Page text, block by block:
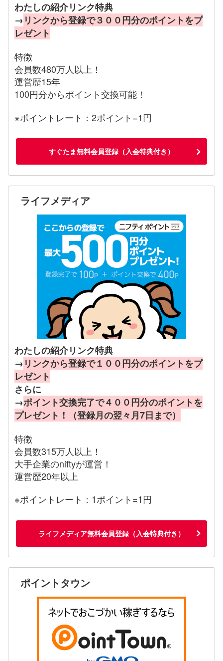
わたしの紹介リンク特典
→ リンクから登録で３００円分のポイントをプ
レゼント
特徴
会員数480万人以上！
運営歴15年
100円分からポイント交換可能！
※ポイントレート：2ポイント=1円
すぐたま無料会員登録（入会特典付き）
ライフメディア
わたしの紹介リンク特典
→ リンクから登録で１００円分のポイントをプ
レゼント
さらに
→ポイント交換完了で４００円分のポイントを
プレゼント！（登録月の翌々月7日まで）
特徴
会員数315万人以上！
大手企業のniftyが運営！
運営歴20年以上
※ポイントレート：1ポイント=1円
ライフメディア無料会員登録（入会特典付き）
ポイントタウン